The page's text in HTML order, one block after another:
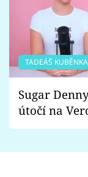
TADEÁŠ KUBĚNKA
Sugar
útočí na
Proč je